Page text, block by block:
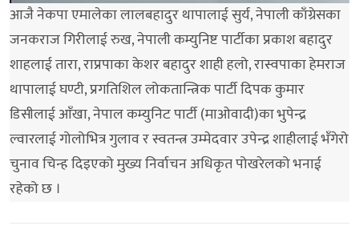
आजै नेकपा एमालेका लालबहादुर थापालाई सुर्य, नेपाली काँग्रेसका
जनकराज गिरीलाई रुख, नेपाली कम्युनिष्ट पार्टीका प्रकाश बहादुर
शाहलाई तारा, राप्रपाका केशर बहादुर शाही हलो, रास्वपाका हेमराज
थापालाई घण्टी, प्रगतिशिल लोकतान्त्रिक पार्टी दिपक कुमार
डिसीलाई आँखा, नेपाल कम्युनिट पार्टी (माओवादी)का भुपेन्द्र
ल्वारलाई गोलोभित्र गुलाव र स्वतन्त्र उम्मेदवार उपेन्द्र शाहीलाई भँगेरो
चुनाव चिन्ह दिइएको मुख्य निर्वाचन अधिकृत पोखरेलको भनाई
रहेको छ ।